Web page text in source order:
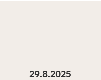
29.8.2025